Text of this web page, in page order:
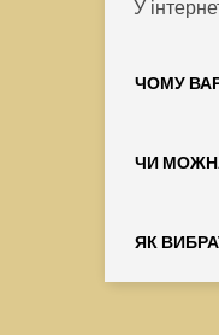
У
ЧОМУ
ЧИ
ЯК